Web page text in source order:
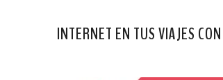
INTERNET EN TUS VIAJES